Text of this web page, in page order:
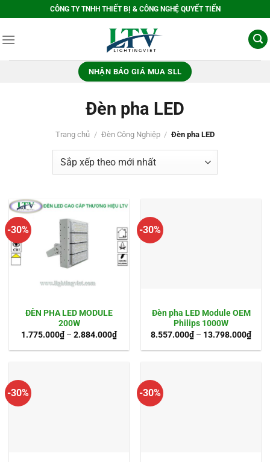
qua
nội
CÔNG TY TNHH THIẾT BỊ & CÔNG NGHỆ QUYẾT TIẾN
NHẬN BÁO GIÁ MUA SLL
Đèn pha LED
Trang chủ / Đèn Công Nghiệp / Đèn pha LED
-30%
ĐÈN PHA LED MODULE
200W
1.775.000₫– 2.884.000₫
-30%
Đèn pha LED Module OEM
Philips 1000W
8.557.000₫– 13.798.000₫
-30% -30%